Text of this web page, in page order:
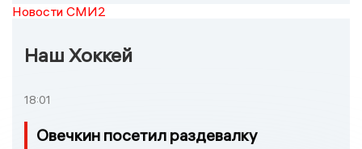
Новости СМИ2
Наш Хоккей
18:01
Овечкин посетил раздевалку